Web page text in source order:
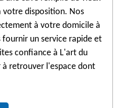
votre disposition. Nos
à votre domicile à
fournir un service rapide et
confiance à L'art du
à retrouver l'espace dont